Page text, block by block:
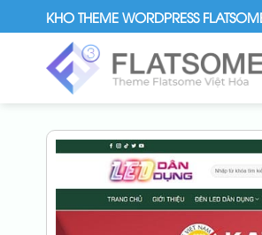
to
KHO THEME WORDPRESS